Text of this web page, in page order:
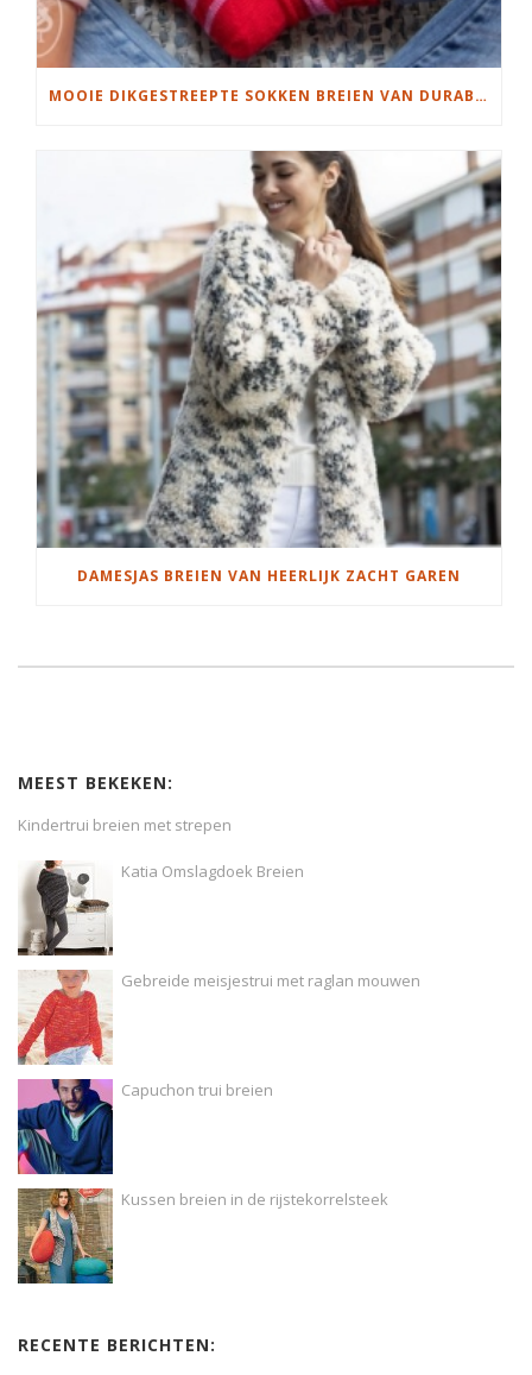
MOOIE DIKGESTREEPTE SOKKEN BREIEN VAN DURABLE GAREN
DAMESJAS BREIEN VAN HEERLIJK ZACHT GAREN
MEEST BEKEKEN:
Kindertrui breien met strepen
Katia Omslagdoek Breien
Gebreide meisjestrui met raglan mouwen
Capuchon trui breien
Kussen breien in de rijstekorrelsteek
RECENTE BERICHTEN: